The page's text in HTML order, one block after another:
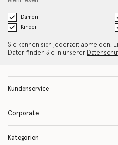
Damen
Kinder
Sie können sich jederzeit abmelden.
Daten finden Sie in unserer
Kundenservice
Corporate
Kategorien